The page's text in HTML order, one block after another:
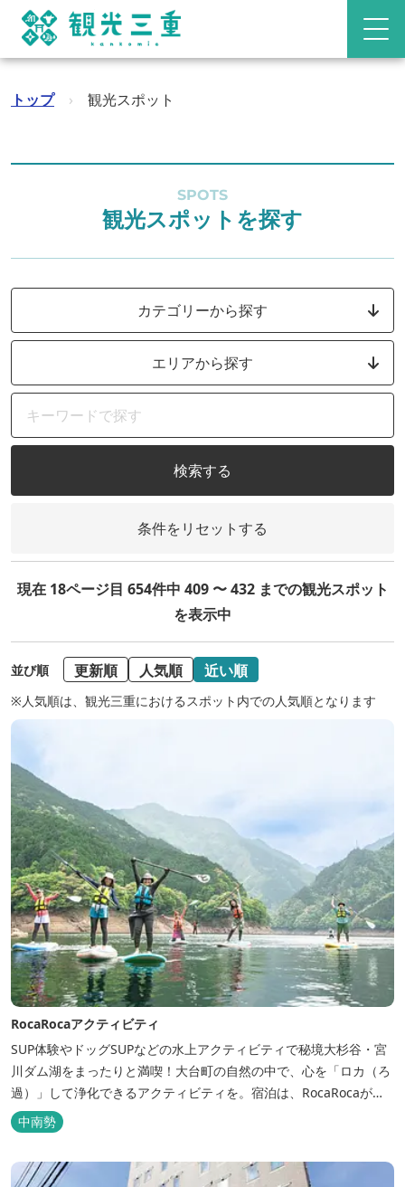
トップ › 観光スポット
SPOTS
観光スポットを探す
カテゴリーから探す
エリアから探す
検索する
条件をリセットする
現在 18ページ目 654件中 409 〜 432 までの観光スポット
を表示中
並び順 更新順 人気順 近い順
※人気順は、観光三重におけるスポット内での人気順となります
RocaRocaアクティビティ
SUP体験やドッグSUPなどの水上アクティビティで秘境大杉谷・宮
川ダム湖をまったりと満喫！大台町の自然の中で、心を「ロカ（ろ
過）」して浄化できるアクティビティを。宿泊は、RocaRocaが運
営する「キャンプスタイルの宿やまがら」へ！
中南勢